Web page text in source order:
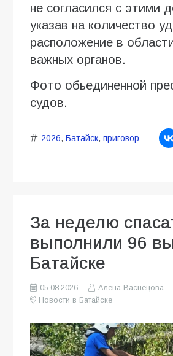
не согласился с этими
указав на количество
расположение в
важных органов.
Фото обьединенной
судов.
2026, Батайск, приговор
За неделю
выполнили 96
Батайске
05.08.2026
Алена Васнецова
Новости в Батайске